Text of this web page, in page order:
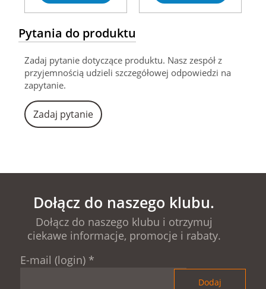
Pytania do produktu
Zadaj pytanie dotyczące produktu. Nasz zespół z
przyjemnością udzieli szczegółowej odpowiedzi na
zapytanie.
Zadaj pytanie
Dołącz do naszego klubu.
Dołącz do naszego klubu i otrzymuj
ciekawe informacje, promocje i rabaty.
E-mail (login) *